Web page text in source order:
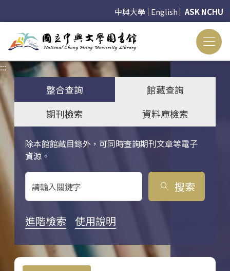
中興大學 English ASK NCHU
:::
整合查詢
館藏查詢
期刊檢索
資料庫檢索
除本館館藏目錄外，可同時查詢期刊文章等電子
資源。
關鍵字搜尋
search 搜索
進階檢索 使用說明